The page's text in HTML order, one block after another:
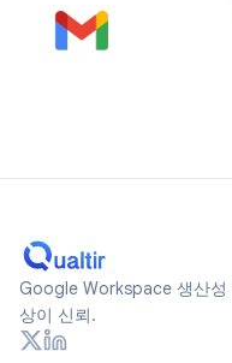
Google Workspace 생산성
상이 신뢰.